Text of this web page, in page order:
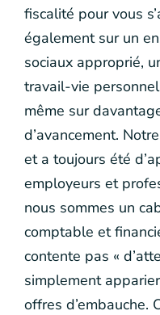
fiscalité pour vous
également sur un
sociaux approprié,
travail-vie
même sur
d’avancement.
et a toujours été
employeurs et
nous sommes un
comptable et
contente pas «
simplement
offres d’embauche.